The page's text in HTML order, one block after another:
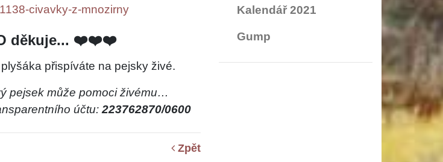
civavky-z-mnozirny
děkuje... ❤️❤️❤️
přispíváte na pejsky živé.
pejsek může pomoci živému…
účtu: 223762870/0600
Zpět
Kalendář 2021
Gump